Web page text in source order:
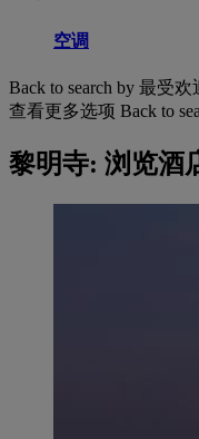
空调
Back to search by 最受欢
查看更多选项 Back to
黎明寺: 浏览酒